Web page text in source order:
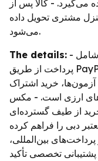
می‌گیرد. - کالا پس از
مشتری تحویل داده
می‌شود.
The details: - خدمات پرداخت ارزی مکس پیمنت شامل
پرداخت از طریق PayPal، پرداخت هزینه خرید از فروشگاه‌های
خرید اشتراک
ارزی است. - مکس
از طیف گسترده‌ای
دبی را فراهم کرده
بین‌المللی،
تخصصی تأکید